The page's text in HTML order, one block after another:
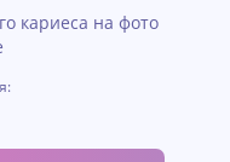
кариеса на фото